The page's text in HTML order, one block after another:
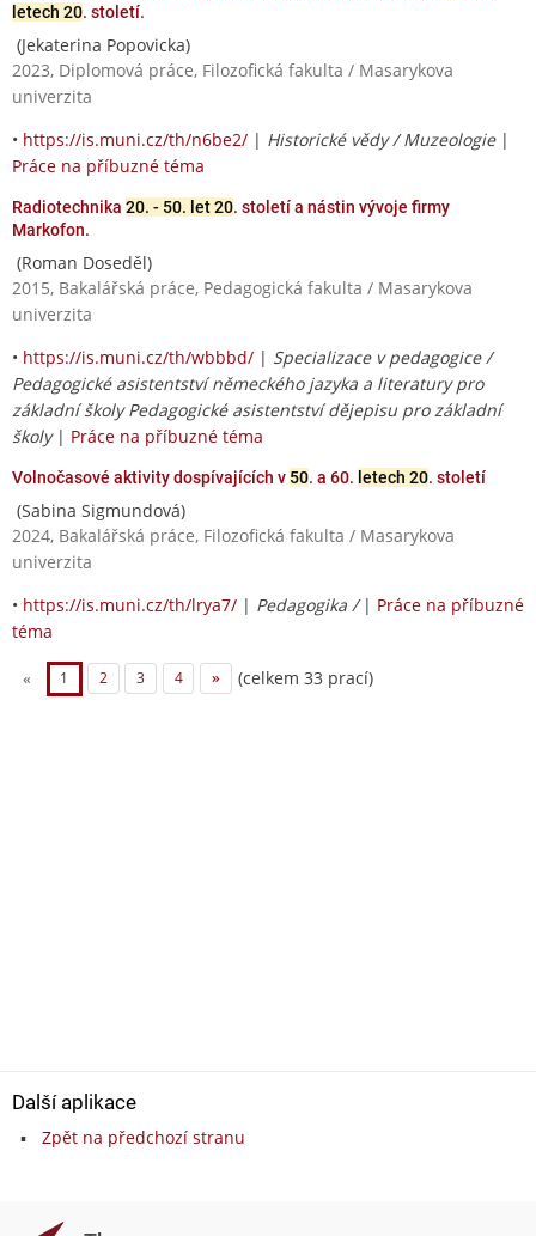
letech 20. století.
(Jekaterina Popovicka)
2023, Diplomová práce, Filozofická fakulta / Masarykova
univerzita
• https://is.muni.cz/th/n6be2/ | Historické vědy / Muzeologie|
Práce na příbuzné téma
Radiotechnika 20. - 50. let 20. století a nástin vývoje firmy
Markofon.
(Roman Doseděl)
2015, Bakalářská práce, Pedagogická fakulta / Masarykova
univerzita
• https://is.muni.cz/th/wbbbd/ | Specializace v pedagogice /
Pedagogické asistentství německého jazyka a literatury pro
základní školy Pedagogické asistentství dějepisu pro základní
školy| Práce na příbuzné téma
Volnočasové aktivity dospívajících v 50. a 60. letech 20. století
(Sabina Sigmundová)
2024, Bakalářská práce, Filozofická fakulta / Masarykova
univerzita
• https://is.muni.cz/th/lrya7/ | Pedagogika / | Práce na příbuzné
téma
« 1 2 3 4 » (celkem 33 prací)
Další aplikace
Zpět na předchozí stranu